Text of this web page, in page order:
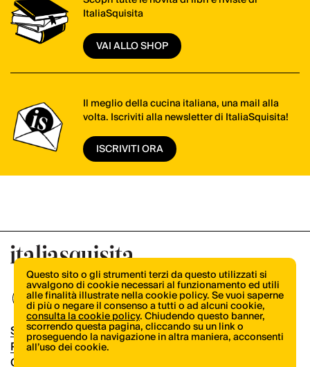
ItaliaSquisita
VAI ALLO SHOP
Il meglio della cucina italiana, una mail alla
volta. Iscriviti alla newsletter di ItaliaSquisita!
ISCRIVITI ORA
Shop
Pubblicità
Contatti
Questo sito o gli strumenti terzi da questo utilizzati si
avvalgono di cookie necessari al funzionamento ed utili
alle finalità illustrate nella cookie policy. Se vuoi saperne
di più o negare il consenso a tutti o ad alcuni cookie,
consulta la cookie policy. Chiudendo questo banner,
scorrendo questa pagina, cliccando su un link o
proseguendo la navigazione in altra maniera, acconsenti
all’uso dei cookie.